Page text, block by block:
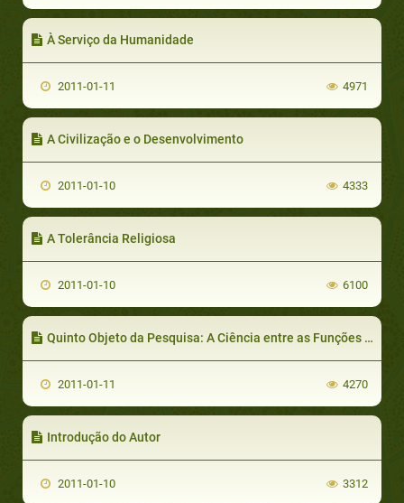
À Serviço da Humanidade
2011-01-11 4971
A Civilização e o Desenvolvimento
2011-01-10 4333
A Tolerância Religiosa
2011-01-10 6100
Quinto Objeto da Pesquisa: A Ciência entre as Funções de Sua Mensagem
2011-01-11 4270
Introdução do Autor
2011-01-10 3312